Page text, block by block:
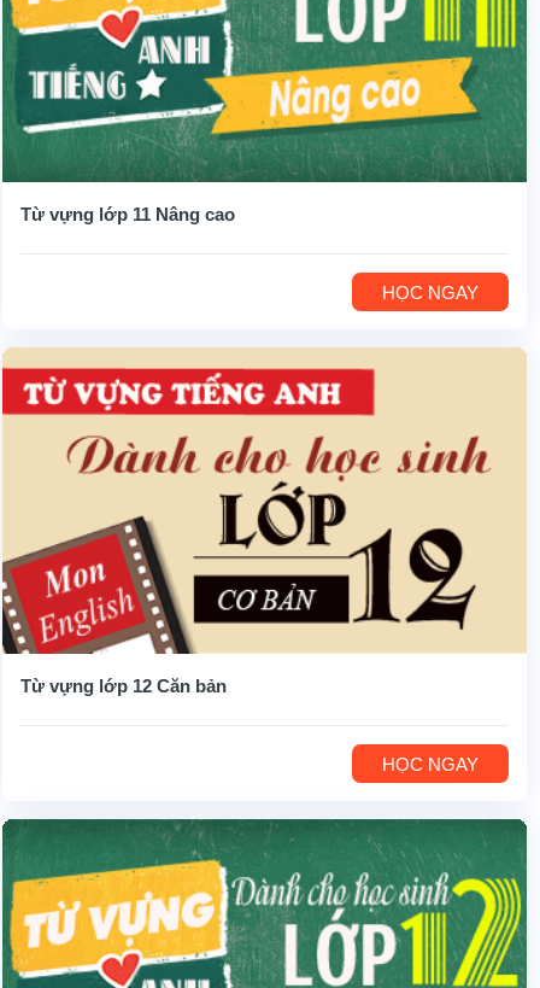
Từ vựng lớp 11 Nâng cao
HỌC NGAY
Từ vựng lớp 12 Căn bản
HỌC NGAY